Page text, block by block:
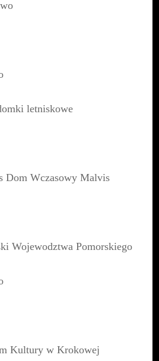
letniskowe
Dom Wczasowy Malvis
Wojewodztwa Pomorskiego
Kultury w Krokowej